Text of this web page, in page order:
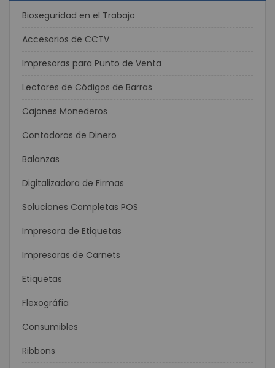
Bioseguridad en el Trabajo
Accesorios de CCTV
Impresoras para Punto de Venta
Lectores de Códigos de Barras
Cajones Monederos
Contadoras de Dinero
Balanzas
Digitalizadora de Firmas
Soluciones Completas POS
Impresora de Etiquetas
Impresoras de Carnets
Etiquetas
Flexográfia
Consumibles
Ribbons